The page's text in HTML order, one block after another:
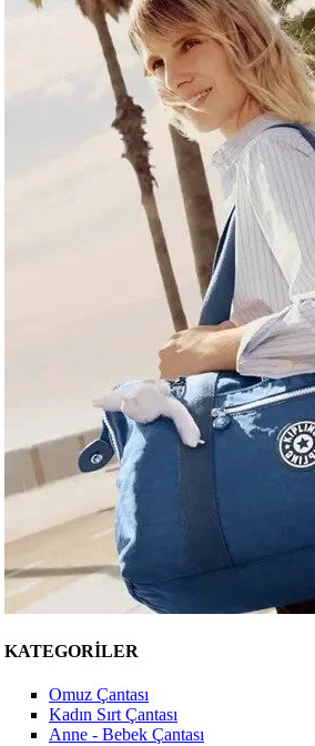
KATEGORİLER
Omuz Çantası
Kadın Sırt Çantası
Anne - Bebek Çantası